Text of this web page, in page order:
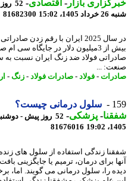
بازار- اقتصادی-
52 روز
15:02
81682300
در سال 2025 ایران با رقم زدن صادراتی
بیش از 3میلیون دلار در جایگاه سی ام
...
- فولاد-صادرات فولاد-زنگ -ارزش
سلول درمانی چیست؟
-پزشکی-
81676016
زندگی استفاده از سلول های زنده یا
برای درمان، ترمیم یا جایگزینی بافت
را، سلول درمانی می گویند. اما، برخی